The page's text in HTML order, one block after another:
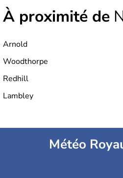
À proximité de
Arnold
Woodthorpe
Redhill
Lambley
Météo